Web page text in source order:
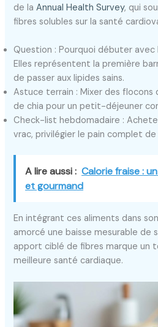
de laAnnual Health Survey, qui
fibres solubles sur la santé
Question : Pourquoi débuter avec
Elles représentent la première
de passer aux lipides sains.
Astuce terrain : Mixer des flocons
de chia pour un petit-déjeuner
Check-list hebdomadaire :
vrac, privilégier le pain complet de
A lire aussi : Calorie fraise :
et gourmand
En intégrant ces aliments dans
amorcé une baisse mesurable de
apport ciblé de fibres marque un
meilleure santé cardiaque.